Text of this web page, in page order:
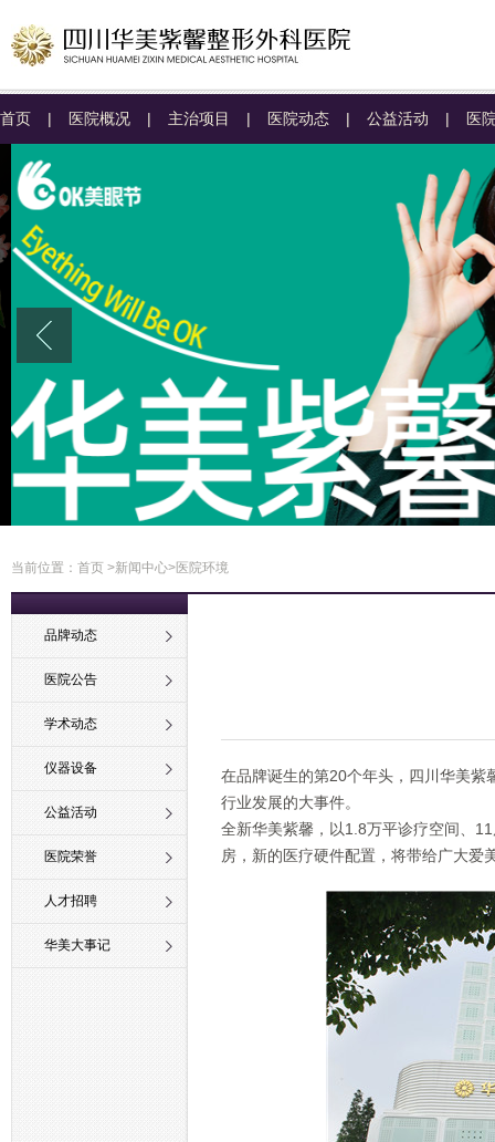
首页 | 医院概况 | 主治项目 | 医院动态 | 公益活动 | 医
当前位置： 首页 >新闻中心>医院环境
品牌动态
医院公告
学术动态
仪器设备
公益活动
医院荣誉
人才招聘
华美大事记
在品牌诞生的第20个年头，四川华美紫
行业发展的大事件。
全新华美紫馨，以1.8万平诊疗空间、
房，新的医疗硬件配置，将带给广大爱